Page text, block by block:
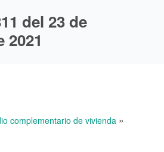
del 23 de
2021
complementario de vivienda »